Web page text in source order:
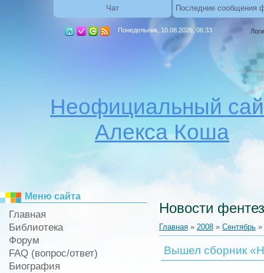
Чат Последние сообщения
Понедельник, 10.08.2026, 06:33
Неофициальный
Алекса Коша
Меню сайта
Главная
Библиотека
Форум
FAQ (вопрос/ответ)
Биография
Новости
Главная » 2008 » Сентябрь »
Вышел сборник